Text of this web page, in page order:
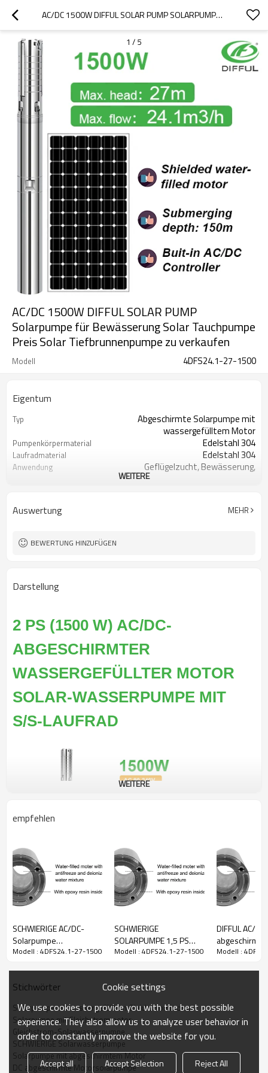
AC/DC 1500W DIFFUL SOLAR PUMP SOLARPUMPE FÜR BEWÄSSERUNG SOLAR TAUCHPUMPE PREIS SOLAR TIEFBRUNNENPUMPE ZU VERKAUFEN
1 / 5
AC/DC 1500W DIFFUL SOLAR PUMP
Solarpumpe für Bewässerung Solar Tauchpumpe
Preis Solar Tiefbrunnenpumpe zu verkaufen
Modell 4DFS24.1-27-1500
Eigentum
Typ
Abgeschirmte Solarpumpe mit
wassergefülltem Motor
Pumpenkörpermaterial Edelstahl 304
Laufradmaterial Edelstahl 304
Anwendung
Geflügelzucht, Bewässerung,
WEITERE
Auswertung MEHR
BEWERTUNG HINZUFÜGEN
Darstellung
2 PS (1500 W) AC/DC-
ABGESCHIRMTER
WASSERGEFÜLLTER MOTOR
SOLAR-WASSERPUMPE MIT
S/S-LAUFRAD
Modell DC-
SpannungsbereichWechselspannungsbereich
Leistung Maximaler
Durchfluss Max Kopf
27-1500 (60-440
VOC)
VAC
Auslauf Pumpengröße Kabel PV Verbindungsmodus
2"
4” 2m 330W*6 in Serie 4DFS14/2
GESCHIRMTER
WASSERFÜLLTER
MOTORVORTEIL
WEITERE
empfehlen
SCHWIERIGE AC/DC-
Solarpumpe
Wassergefüllte
Laufrad Anbieter von
Solarwasserpumpen
Modell : 4DFS24.1-27-1500
SCHWIERIGE
SOLARPUMPE 1,5 PS
Solarwasserpumpe
1100 W AC/DC Solar-
Modell : 4DFS24.1-27-1500
DIFFUL AC/
abgeschirmte
Modell :
Stichwörter
Solarpumpe mit wassergefülltem Gleichstrommotor
Solarpumpe mit Gleichstrommotor
Gleichstrom-Solarwasserpumpe
SCHWIERIGE Solarwasserpumpe
Solarpumpe mit abgeschirmtem Motor
DC abgeschirmte Motorsolarpumpe
Cookie settings
We use cookies to provide you with the best possible
experience. They also allow us to analyze user behavior in
order to constantly improve the website for you.
Accept all Accept Selection Reject All